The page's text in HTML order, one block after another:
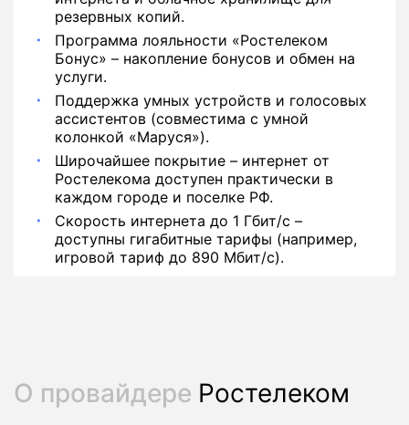
резервных копий.
Программа лояльности «Ростелеком
Бонус» – накопление бонусов и обмен на
услуги.
Поддержка умных устройств и голосовых
ассистентов (совместима с умной
колонкой «Маруся»).
Широчайшее покрытие – интернет от
Ростелекома доступен практически в
каждом городе и поселке РФ.
Скорость интернета до 1 Гбит/с –
доступны гигабитные тарифы (например,
игровой тариф до 890 Мбит/с).
О провайдере Ростелеком